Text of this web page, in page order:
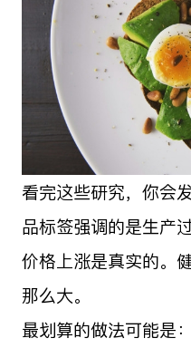
看完这些研究，你会
品标签强调的是生产
价格上涨是真实的。
那么大。
最划算的做法可能是：